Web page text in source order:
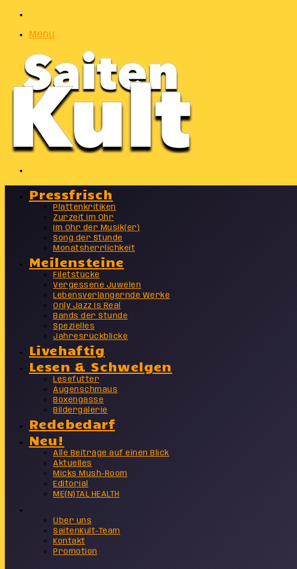
Menu
Pressfrisch
Plattenkritiken
Zurzeit im Ohr
Im Ohr der Musik(er)
Song der Stunde
Monatsherrlichkeit
Meilensteine
Filetstücke
Vergessene Juwelen
Lebensverlängernde Werke
Only Jazz Is Real
Bands der Stunde
Spezielles
Jahresrückblicke
Livehaftig
Lesen & Schwelgen
Lesefutter
Augenschmaus
Boxengasse
Bildergalerie
Redebedarf
Neu!
Alle Beiträge auf einen Blick
Aktuelles
Micks Mush-Room
Editorial
ME(N)TAL HEALTH
Über uns
SaitenKult-Team
Kontakt
Promotion